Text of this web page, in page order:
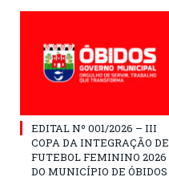
EDITAL Nº 001/2026 – III
COPA DA INTEGRAÇÃO DE
FUTEBOL FEMININO 2026
DO MUNICÍPIO DE ÓBIDOS